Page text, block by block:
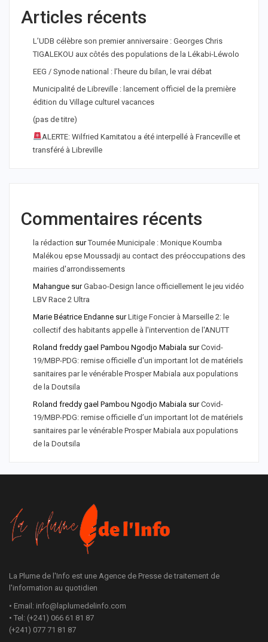
Articles récents
L’UDB célèbre son premier anniversaire : Georges Chris
TIGALEKOU aux côtés des populations de la Lékabi-Léwolo
EEG / Synode national : l’heure du bilan, le vrai débat
Municipalité de Libreville : lancement officiel de la première
édition du Village culturel vacances
(pas de titre)
ALERTE: Wilfried Kamitatou a été interpellé à Franceville et
transféré à Libreville
Commentaires récents
la rédaction surTournée Municipale : Monique Koumba
Malékou epse Moussadji au contact des préoccupations des
mairies d'arrondissements
Mahangue surGabao-Design lance officiellement le jeu vidéo
LBV Race 2 Ultra
Marie Béatrice Endanne surLitige Foncier à Marseille 2: le
collectif des habitants appelle à l'intervention de l'ANUTT
Roland freddy gael Pambou Ngodjo Mabiala surCovid-
19/MBP-PDG: remise officielle d'un important lot de matériels
sanitaires par le vénérable Prosper Mabiala aux populations
de la Doutsila
Roland freddy gael Pambou Ngodjo Mabiala surCovid-
19/MBP-PDG: remise officielle d’un important lot de matériels
sanitaires par le vénérable Prosper Mabiala aux populations
de la Doutsila
La Plume de l'Info est une Agence de Presse de traitement de
l'information au quotidien
• Email: info@laplumedelinfo.com
• Tel: (+241) 066 61 81 87
(+241) 077 71 81 87